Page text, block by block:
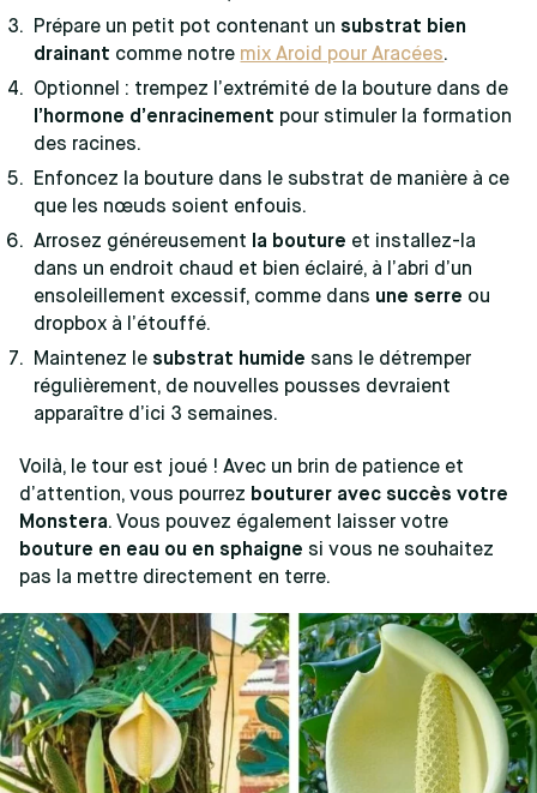
Prépare un petit pot contenant un substrat bien
drainant comme notre mix Aroid pour Aracées.
Optionnel : trempez l’extrémité de la bouture dans de
l’hormone d’enracinement pour stimuler la formation
des racines.
Enfoncez la bouture dans le substrat de manière à ce
que les nœuds soient enfouis.
Arrosez généreusement
la bouture et installez-la
dans un endroit chaud et bien éclairé, à l’abri d’un
ensoleillement excessif, comme dans une serre ou
dropbox à l’étouffé.
Maintenez le substrat humide sans le détremper
régulièrement, de nouvelles pousses devraient
apparaître d’ici 3 semaines.
Voilà, le tour est joué ! Avec un brin de patience et
d’attention, vous pourrez bouturer avec succès votre
Monstera. Vous pouvez également laisser votre
bouture en eau ou en sphaigne si vous ne souhaitez
pas la mettre directement en terre.